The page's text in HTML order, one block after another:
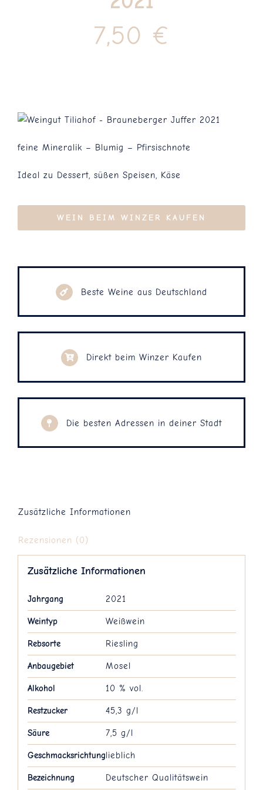
7,50 €
feine Mineralik – Blumig – Pfirsischnote
Ideal zu Dessert, süßen Speisen, Käse
WEIN BEIM WINZER KAUFEN
Beste Weine aus Deutschland
Direkt beim Winzer Kaufen
Die besten Adressen in deiner Stadt
Zusätzliche Informationen
Rezensionen (0)
Zusätzliche Informationen
Jahrgang 2021
Weintyp Weißwein
Rebsorte Riesling
Anbaugebiet Mosel
Alkohol 10 % vol.
Restzucker 45,3 g/l
Säure 7,5 g/l
Geschmacksrichtunglieblich
Bezeichnung Deutscher Qualitätswein